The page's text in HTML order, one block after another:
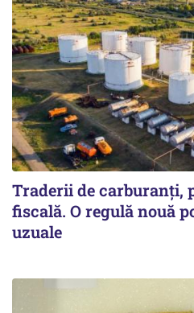
Traderii de carburanți,
fiscală. O regulă nouă
uzuale